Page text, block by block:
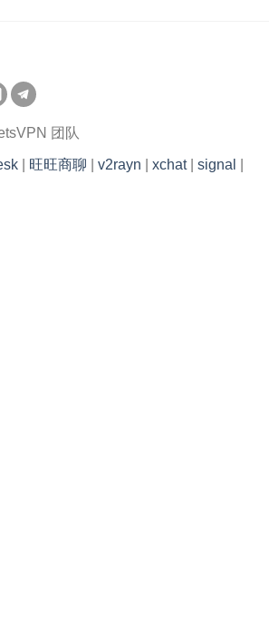
团队
旺旺商聊 v2rayn xchat| signal